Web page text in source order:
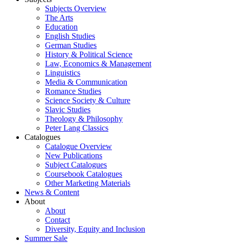
Subjects Overview
The Arts
Education
English Studies
German Studies
History & Political Science
Law, Economics & Management
Linguistics
Media & Communication
Romance Studies
Science Society & Culture
Slavic Studies
Theology & Philosophy
Peter Lang Classics
Catalogues
Catalogue Overview
New Publications
Subject Catalogues
Coursebook Catalogues
Other Marketing Materials
News & Content
About
About
Contact
Diversity, Equity and Inclusion
Summer Sale